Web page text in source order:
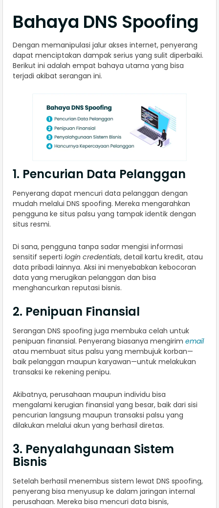
Bahaya DNS Spoofing
Dengan memanipulasi jalur akses internet, penyerang
dapat menciptakan dampak serius yang sulit diperbaiki.
Berikut ini adalah empat bahaya utama yang bisa
terjadi akibat serangan ini.
1. Pencurian Data Pelanggan
Penyerang dapat mencuri data pelanggan dengan
mudah melalui DNS spoofing. Mereka mengarahkan
pengguna ke situs palsu yang tampak identik dengan
situs resmi.
Di sana, pengguna tanpa sadar mengisi informasi
sensitif seperti login credentials, detail kartu kredit, atau
data pribadi lainnya. Aksi ini menyebabkan kebocoran
data yang merugikan pelanggan dan bisa
menghancurkan reputasi bisnis.
2. Penipuan Finansial
Serangan DNS spoofing juga membuka celah untuk
penipuan finansial. Penyerang biasanya mengirim email
atau membuat situs palsu yang membujuk korban—
baik pelanggan maupun karyawan—untuk melakukan
transaksi ke rekening penipu.
Akibatnya, perusahaan maupun individu bisa
mengalami kerugian finansial yang besar, baik dari sisi
pencurian langsung maupun transaksi palsu yang
dilakukan melalui akun yang berhasil diretas.
3. Penyalahgunaan Sistem
Bisnis
Setelah berhasil menembus sistem lewat DNS spoofing,
penyerang bisa menyusup ke dalam jaringan internal
perusahaan. Mereka bisa mencuri data bisnis,